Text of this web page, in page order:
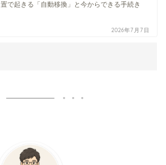
置で起きる「自動移換」と今からできる手続き
2026年7月7日